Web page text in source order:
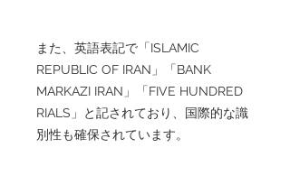
また、英語表記で「ISLAMIC
REPUBLIC OF IRAN」「BANK
MARKAZI IRAN」「FIVE HUNDRED
RIALS」と記されており、国際的な識
別性も確保されています。